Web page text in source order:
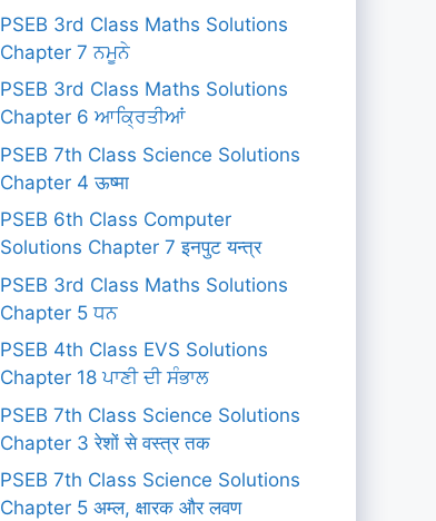
PSEB 3rd Class Maths Solutions
Chapter 7 ਨਮੂਨੇ
PSEB 3rd Class Maths Solutions
Chapter 6 ਆਕ੍ਰਿਤੀਆਂ
PSEB 7th Class Science Solutions
Chapter 4 ऊष्मा
PSEB 6th Class Computer
Solutions Chapter 7 इनपुट यन्त्र
PSEB 3rd Class Maths Solutions
Chapter 5 ਧਨ
PSEB 4th Class EVS Solutions
Chapter 18 ਪਾਣੀ ਦੀ ਸੰਭਾਲ
PSEB 7th Class Science Solutions
Chapter 3 रेशों से वस्त्र तक
PSEB 7th Class Science Solutions
Chapter 5 अम्ल, क्षारक और लवण